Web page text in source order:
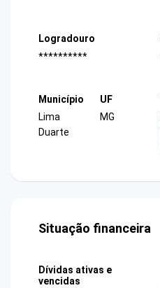
Logradouro
**********
Município
Lima
Duarte
UF
MG
Situação financeira
Dívidas ativas e
vencidas